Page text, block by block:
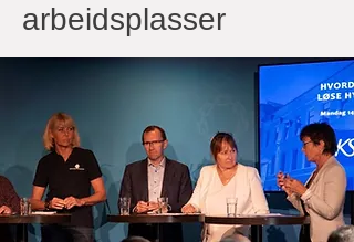
arbeidsplasser